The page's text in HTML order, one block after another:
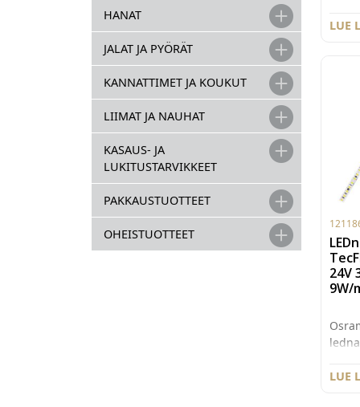
HANAT
JALAT JA PYÖRÄT
KANNATTIMET JA KOUKUT
LIIMAT JA NAUHAT
KASAUS- JA
LUKITUSTARVIKKEET
PAKKAUSTUOTTEET
OHEISTUOTTEET
jolla
tai
joka
On/
(min.
LUE
24V
9W/
5m
LUE